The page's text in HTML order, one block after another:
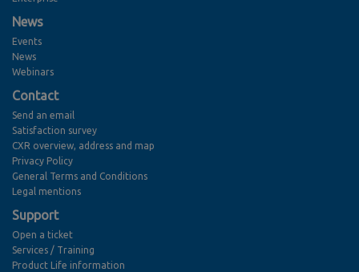
News
Events
News
Webinars
Contact
Send an email
Satisfaction survey
CXR overview, address and map
Privacy Policy
General Terms and Conditions
Legal mentions
Support
Open a ticket
Services / Training
Product Life information